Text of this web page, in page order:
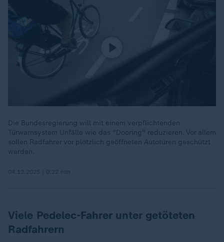
Die Bundesregierung will mit einem verpflichtenden
Türwarnsystem Unfälle wie das "Dooring" reduzieren. Vor allem
sollen Radfahrer vor plötzlich geöffneten Autotüren geschützt
werden.
Viele Pedelec-Fahrer unter getöteten
Radfahrern